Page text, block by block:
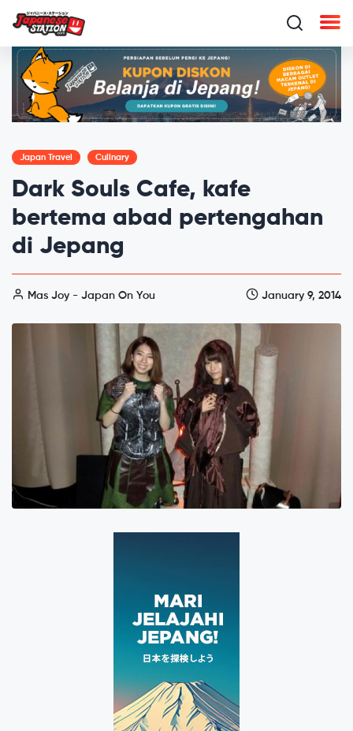
Japan Travel Culinary
Dark Souls Cafe, kafe
bertema abad pertengahan
di Jepang
Mas Joy - Japan On You January 9, 2014